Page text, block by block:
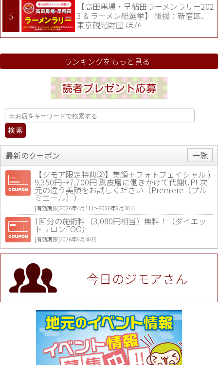
【高田馬場・早稲田ラーメンラリー202
3 & ラーメン総選挙】 後援：新宿区、
東京観光財団 ほか
ランキングをもっと見る
最新のクーポン
一覧
【ジモア限定特典②】美顔＋フォトフェイシャル )
9,350円→7,700円 真皮層に働きかけて代謝UP! 次
元の違う美顔をお試しください（Premiere（プル
ミエール））
[有効期限]2026年4月1日〜2026年9月30日
1回分の施術料（3,080円相当）無料！（ダイエッ
トサロンFOO）
[有効期限]2026年9月30日
値段提示後「ジモア見た」で更に買い取り金額 U
P！※チケットと新品商品は除く（大黒屋 高田馬場
駅前店）
[有効期限]2026年9月30日
★ジモア限定特典★ お会計より全品5％OFF（ナチ
ュラル＆ハンドメイドショップ［マキマキ］）
[有効期限]2026年9月30日まで
【ジモア限定①】初回割引 特価 VIO脱毛11,000円
⇒8,800円（メンズ専門ワックス脱毛サロン Mickle
（ミックル））
[有効期限]2026年9月30日
今日のジモアさん